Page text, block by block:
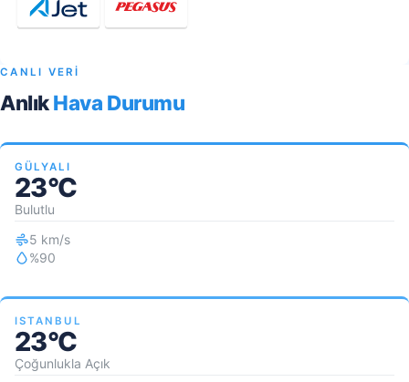
CANLI VERİ
AnlıkHava Durumu
GÜLYALI
23°C
Bulutlu
5 km/s
%90
ISTANBUL
23°C
Çoğunlukla Açık